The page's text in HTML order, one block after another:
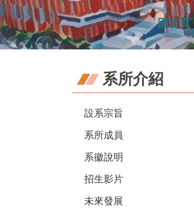
回首頁
系所介紹
設系宗旨
系所成員
系徽說明
招生影片
未來發展